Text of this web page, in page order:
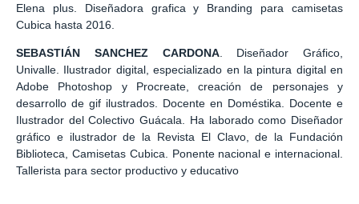
Elena plus. Diseñadora grafica y Branding para camisetas
Cubica hasta 2016.
SEBASTIÁN SANCHEZ CARDONA. Diseñador Gráfico,
Univalle. Ilustrador digital, especializado en la pintura digital en
Adobe Photoshop y Procreate, creación de personajes y
desarrollo de gif ilustrados. Docente en Doméstika. Docente e
Ilustrador del Colectivo Guácala. Ha laborado como Diseñador
gráfico e ilustrador de la Revista El Clavo, de la Fundación
Biblioteca, Camisetas Cubica. Ponente nacional e internacional.
Tallerista para sector productivo y educativo